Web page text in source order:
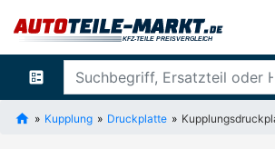
ballot
Kupplung Druckplatte